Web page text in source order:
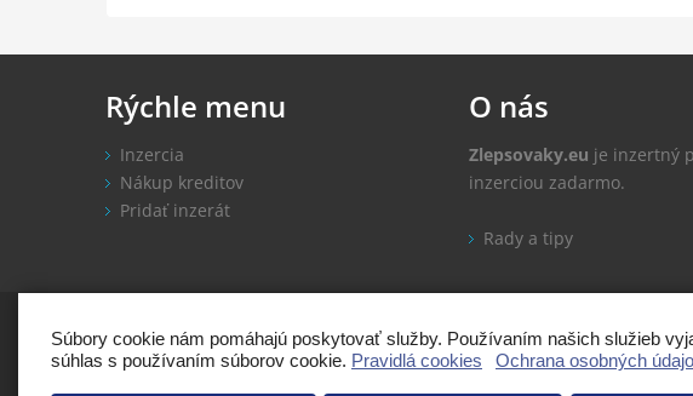
Súbory cookie nám pomáhajú poskytovať služby. Používaním našich služieb
súhlas s používaním súborov cookie. Pravidlá cookies Ochrana osobných
Rýchle menu
Inzercia
Nákup kreditov
Pridať inzerát
O nás
Zlepsovaky.eu je inzertný
inzerciou zadarmo.
Rady a tipy